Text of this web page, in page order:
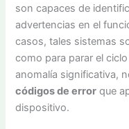
son capaces de
advertencias en el
casos, tales sistemas
como para parar el
anomalía significativa,
códigos de error que
dispositivo.